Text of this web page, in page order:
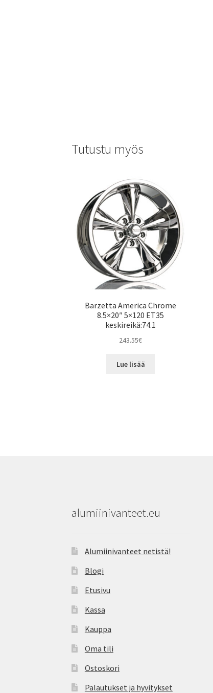
Tutustu myös
Barzetta America Chrome
8.5×20″ 5×120 ET35
keskireikä:74.1
243.55€
Lue lisää
alumiinivanteet.eu
Alumiinivanteet netistä!
Blogi
Etusivu
Kassa
Kauppa
Oma tili
Ostoskori
Palautukset ja hyvitykset